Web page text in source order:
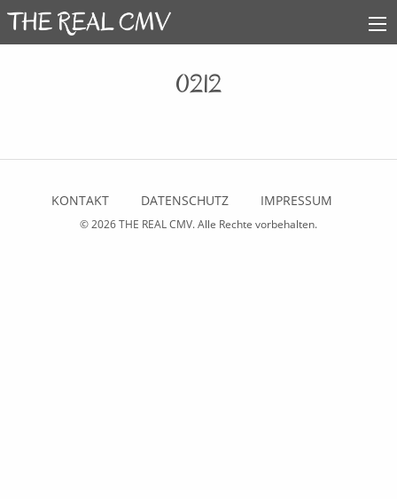
0212
KONTAKT DATENSCHUTZ IMPRESSUM
© 2026THE REAL CMV. Alle Rechte vorbehalten.